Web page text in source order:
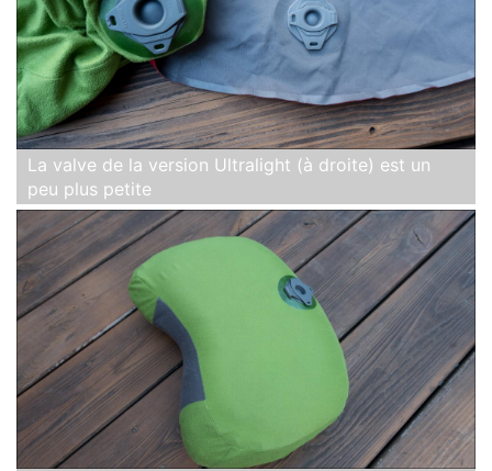
La valve de la version Ultralight (à droite) est un
peu plus petite